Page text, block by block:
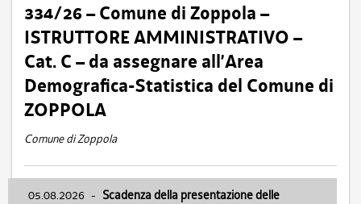
334/26 – Comune di Zoppola –
ISTRUTTORE AMMINISTRATIVO –
Cat. C – da assegnare all’Area
Demografica-Statistica del Comune di
ZOPPOLA
Comune di Zoppola
05.08.2026 - Scadenza della presentazione delle